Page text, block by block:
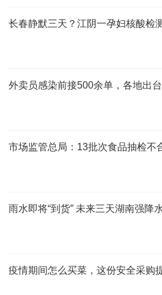
长春静默三天？江阴一孕妇核酸检
外卖员感染前接500余单，各地出
市场监管总局：13批次食品抽检不
雨水即将“到货” 未来三天湖南强降
疫情期间怎么买菜，这份安全采购